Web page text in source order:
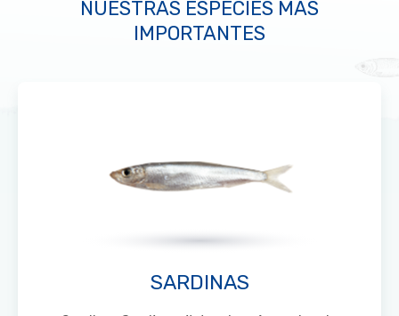
NUESTRAS ESPECIES MÁS
IMPORTANTES
SARDINAS